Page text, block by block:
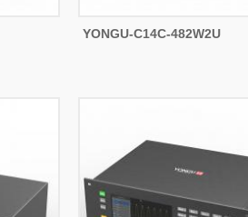
YONGU-C14C-482W2U